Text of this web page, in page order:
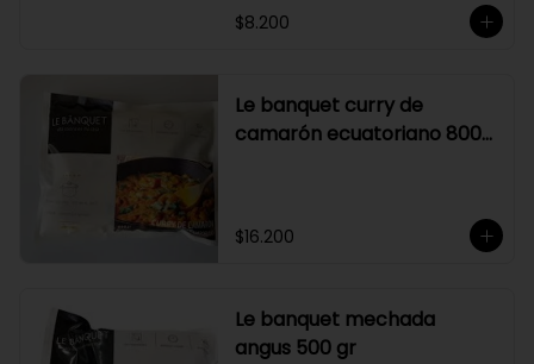
$8.200
Le banquet curry de
camarón ecuatoriano 800
$16.200
Le banquet mechada
angus 500 gr